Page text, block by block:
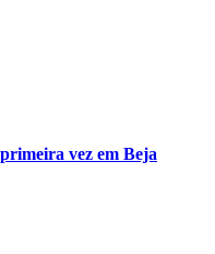
vez em Beja